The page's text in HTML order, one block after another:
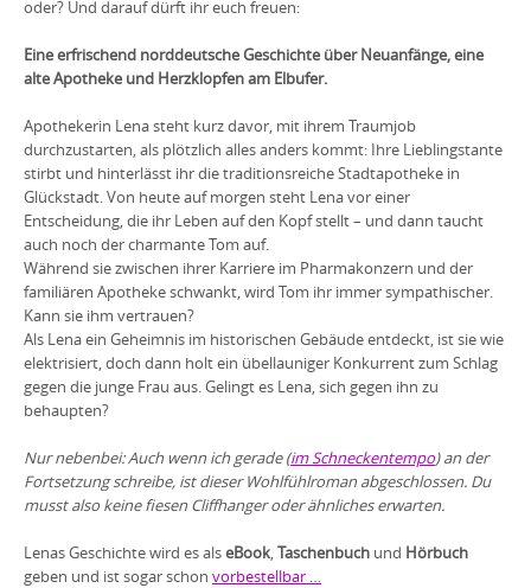
oder? Und darauf dürft ihr euch freuen:
Eine erfrischend norddeutsche Geschichte über Neuanfänge, eine
alte Apotheke und Herzklopfen am Elbufer.
Apothekerin Lena steht kurz davor, mit ihrem Traumjob
durchzustarten, als plötzlich alles anders kommt: Ihre Lieblingstante
stirbt und hinterlässt ihr die traditionsreiche Stadtapotheke in
Glückstadt. Von heute auf morgen steht Lena vor einer
Entscheidung, die ihr Leben auf den Kopf stellt – und dann taucht
auch noch der charmante Tom auf.
Während sie zwischen ihrer Karriere im Pharmakonzern und der
familiären Apotheke schwankt, wird Tom ihr immer sympathischer.
Kann sie ihm vertrauen?
Als Lena ein Geheimnis im historischen Gebäude entdeckt, ist sie wie
elektrisiert, doch dann holt ein übellauniger Konkurrent zum Schlag
gegen die junge Frau aus. Gelingt es Lena, sich gegen ihn zu
behaupten?
Nur nebenbei: Auch wenn ich gerade (im Schneckentempo) an der
Fortsetzung schreibe, ist dieser Wohlfühlroman abgeschlossen. Du
musst also keine fiesen Cliffhanger oder ähnliches erwarten.
Lenas Geschichte wird es alseBook Taschenbuch und Hörbuch
geben und ist sogar schon vorbestellbar …